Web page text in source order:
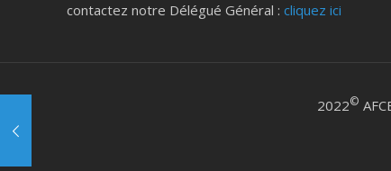
contactez notre Délégué Général : cliquez ici
2022©